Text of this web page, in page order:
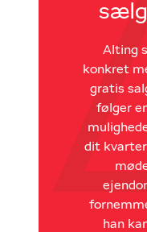
Alting
konkret
gratis
følger
dit
han